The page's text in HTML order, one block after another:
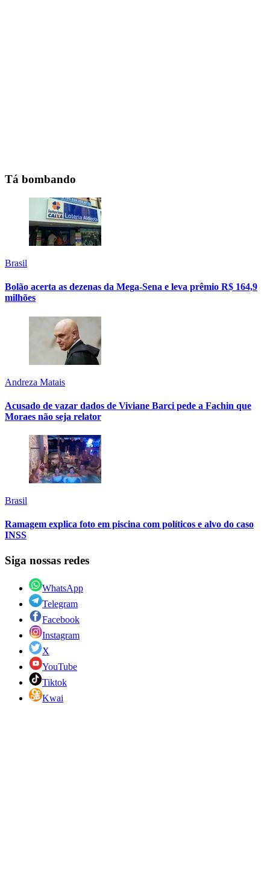
Tá bombando
Brasil
Bolão acerta as dezenas da Mega-Sena e leva prêmio R$ 164,9
milhões
Andreza Matais
Acusado de vazar dados de Viviane Barci pede a Fachin que
Moraes não seja relator
Brasil
Ramagem explica foto em piscina com políticos e alvo do caso
INSS
Siga nossas redes
WhatsApp
Telegram
Facebook
Instagram
X
YouTube
Tiktok
Kwai